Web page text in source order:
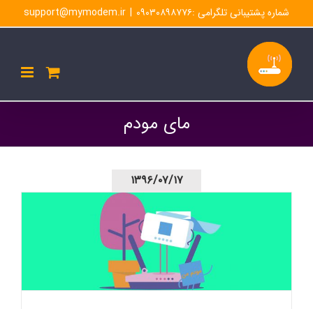
to
content
شماره پشتیبانی تلگرامی :۰۹۰۳۰۸۹۸۷۷۶ |
support@mymodem.ir
مای مودم
۱۳۹۶/۰۷/۱۷
تنظیمات مودم LH92-تغییر پسورد و نام کاربری-تنظیمات باتری
مودم-اپلیکیشن مودم من